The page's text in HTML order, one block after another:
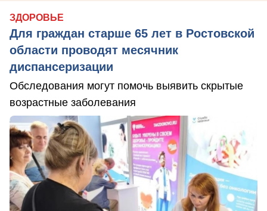
ЗДОРОВЬЕ
Для граждан старше 65 лет в Ростовской
области проводят месячник
диспансеризации
Обследования могут помочь выявить скрытые
возрастные заболевания